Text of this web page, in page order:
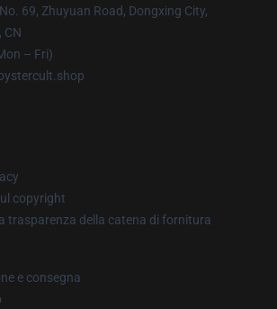
69, Zhuyuan Road, Dongxing City,
CN
– Fri)
copyright
trasparenza della catena di fornitura
e consegna